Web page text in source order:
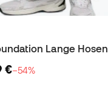
Lange Hosen
€−54%